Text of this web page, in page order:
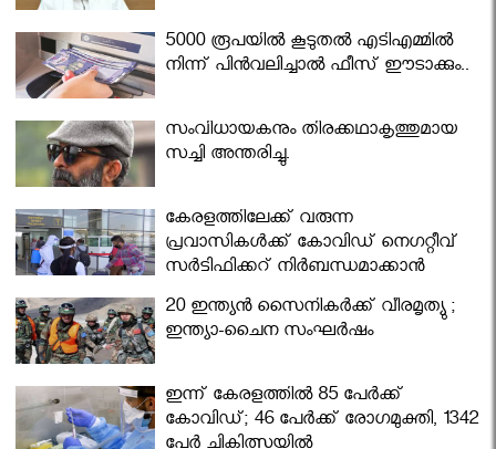
5000 രൂപയിൽ കൂടുതൽ എടിഎമ്മിൽ
നിന്ന് പിൻവലിച്ചാൽ ഫീസ് ഈടാക്കും..
സംവിധായകനും തിരക്കഥാകൃത്തുമായ
സച്ചി അന്തരിച്ചു.
കേരളത്തിലേക്ക് വരുന്ന
പ്രവാസികള്‍ക്ക് കോവിഡ് നെഗറ്റീവ്
സര്‍ട്ടിഫിക്കറ്റ് നിർബന്ധമാക്കാൻ
മന്ത്രിസഭ
20 ഇന്ത്യൻ സൈനികർക്ക് വീരമൃത്യു ;
ഇന്ത്യാ-ചൈന സംഘർഷം
ഇന്ന് കേരളത്തിൽ 85 പേർക്ക്
കോവിഡ്; 46 പേർക്ക് രോഗമുക്തി, 1342